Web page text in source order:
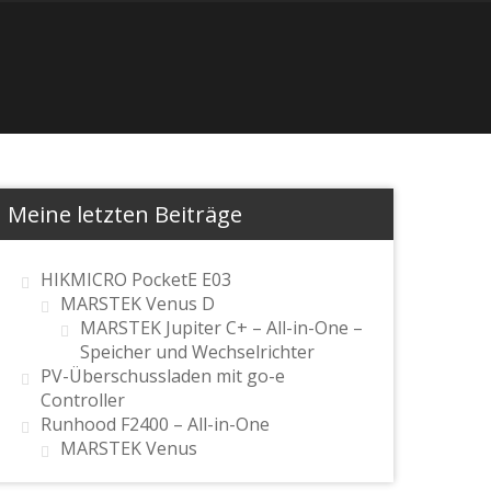
Meine letzten Beiträge
HIKMICRO PocketE E03
MARSTEK Venus D
MARSTEK Jupiter C+ – All-in-One –
Speicher und Wechselrichter
PV-Überschussladen mit go-e
Controller
Runhood F2400 – All-in-One
MARSTEK Venus